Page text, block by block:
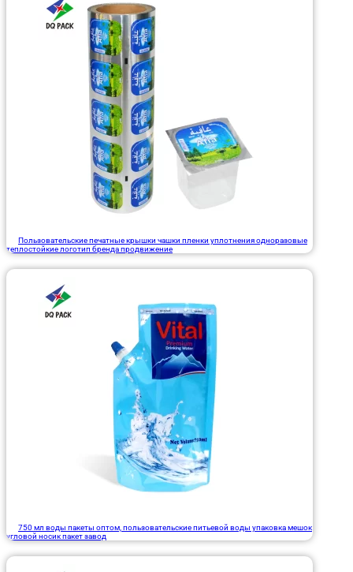
Пользовательские печатные крышки чашки пленки уплотнения одноразовые
теплостойкие логотип бренда продвижение
750 мл воды пакеты оптом, пользовательские питьевой воды упаковка мешок
угловой носик пакет завод